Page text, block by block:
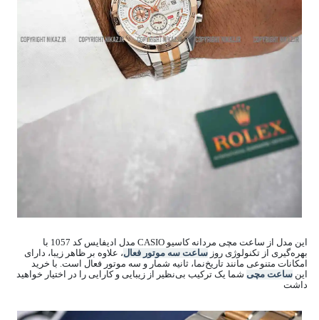
این مدل از ساعت مچی مردانه کاسیو CASIO مدل ادیفایس کد 1057 با
بهره‌گیری از تکنولوژی روز ساعت سه موتور فعال، علاوه بر ظاهر زیبا، دارای
امکانات متنوعی مانند تاریخ‌نما، ثانیه شمار و سه موتور فعال است. با خرید
این ساعت مچی شما یک ترکیب بی‌نظیر از زیبایی و کارایی را در اختیار خواهید
داشت